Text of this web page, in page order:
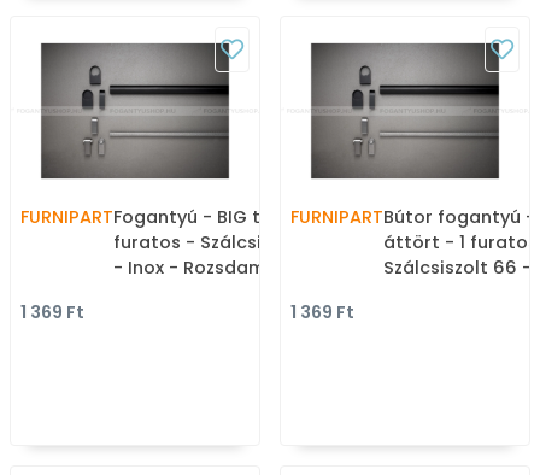
FURNIPARTFogantyú - BIG talp - 1
furatos - Szálcsiszolt 66
- Inox - Rozsdamentes
1 369 Ft
FURNIPARTBútor fogantyú -
áttört - 1
Szálcsiszolt 66 -
1 369 Ft